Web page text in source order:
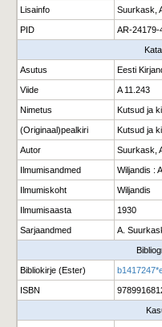
Lisainfo Suurkask,
PID AR-24179-
Asutus Eesti
Viide A 11.243
Nimetus Kutsud ja
(Originaal)pealkiri Kutsud ja
Autor Suurkask,
Ilmumisandmed Wiljandis :
Ilmumiskoht Wiljandis
Ilmumisaasta 1930
Sarjaandmed A.
Bibliokirje (Ester)
ISBN